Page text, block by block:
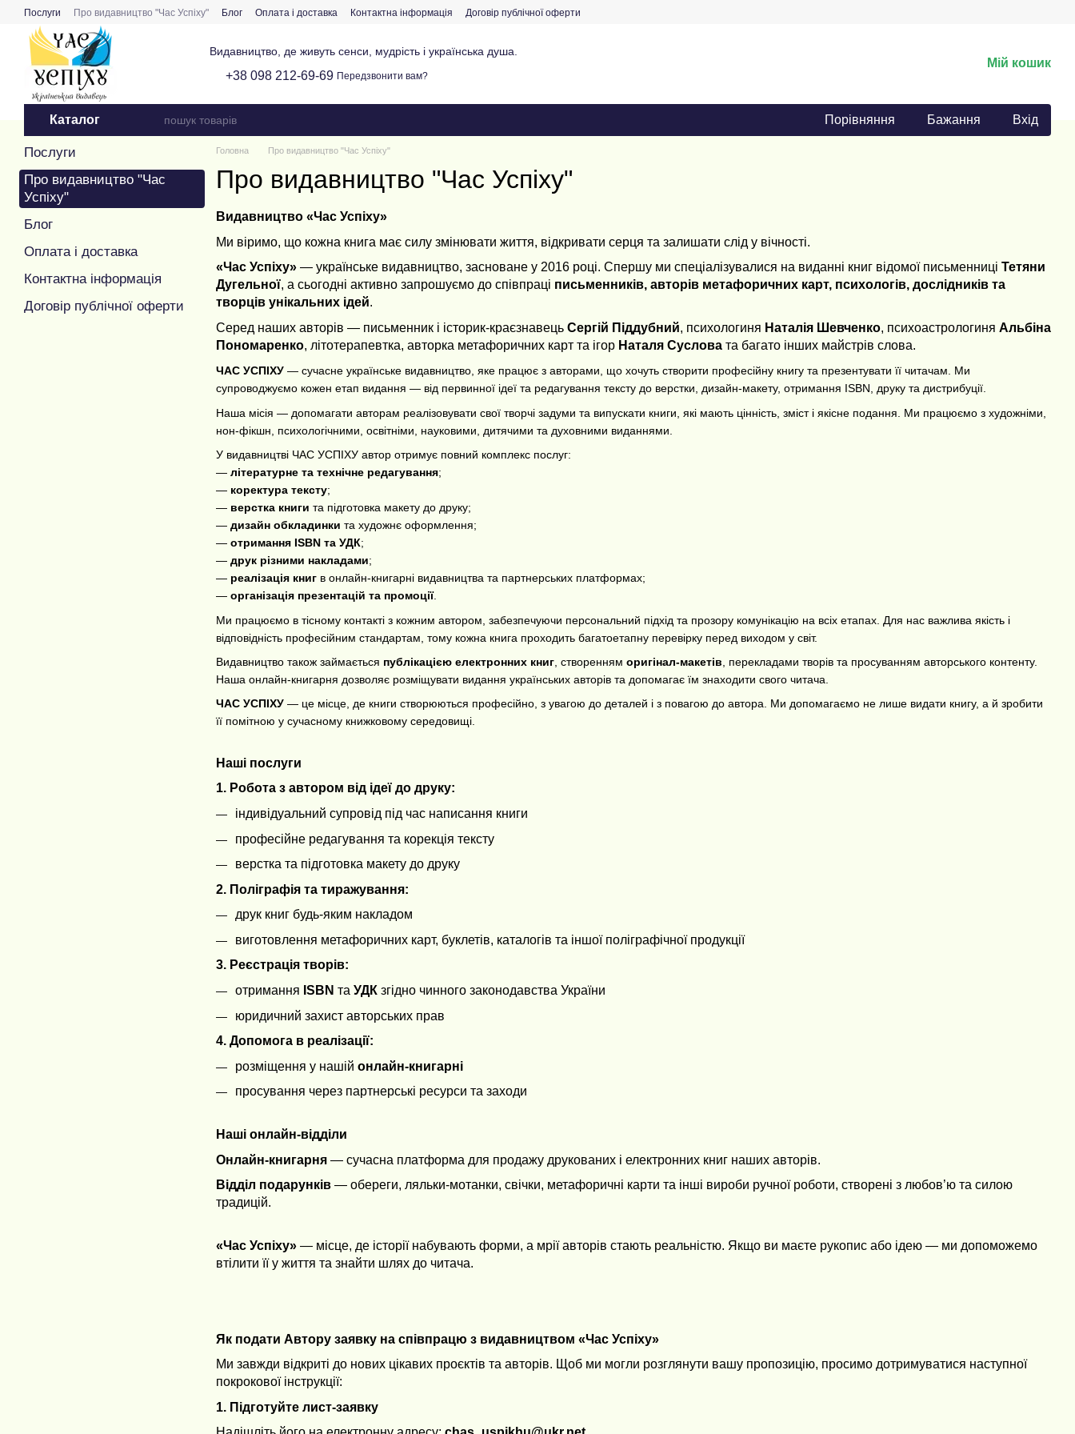
Перейти до основного контенту
Послуги Про видавництво "Час Успіху" Блог Оплата і доставка Контактна інформація Договір публічної оферти
Видавництво, де живуть сенси, мудрість і українська душа.
+38 098 212-69-69 Передзвонити вам?
Мій кошик
Каталог Порівняння Бажання Вхід
Головна Про видавництво "Час Успіху"
Про видавництво "Час Успіху"
Видавництво «Час Успіху»
Ми віримо, що кожна книга має силу змінювати життя, відкривати серця та залишати слід у вічності.
«Час Успіху» — українське видавництво, засноване у 2016 році. Спершу ми спеціалізувалися на виданні книг відомої письменниці Тетяни
Дугельної, а сьогодні активно запрошуємо до співпраці письменників, авторів метафоричних карт, психологів, дослідників та
творців унікальних ідей.
Серед наших авторів — письменник і історик-краєзнавець Сергій Піддубний, психологиня Наталія Шевченко, психоастрологиня Альбіна
Пономаренко, літотерапевтка, авторка метафоричних карт та ігор Наталя Суслова та багато інших майстрів слова.
ЧАС УСПІХУ — сучасне українське видавництво, яке працює з авторами, що хочуть створити професійну книгу та презентувати її читачам. Ми
супроводжуємо кожен етап видання — від первинної ідеї та редагування тексту до верстки, дизайн-макету, отримання ISBN, друку та дистрибуції.
Наша місія — допомагати авторам реалізовувати свої творчі задуми та випускати книги, які мають цінність, зміст і якісне подання. Ми працюємо з художніми,
нон-фікшн, психологічними, освітніми, науковими, дитячими та духовними виданнями.
У видавництві ЧАС УСПІХУ автор отримує повний комплекс послуг:
— літературне та технічне редагування;
— коректура тексту;
— верстка книги та підготовка макету до друку;
— дизайн обкладинки та художнє оформлення;
— отримання ISBN та УДК;
— друк різними накладами;
— реалізація книг в онлайн-книгарні видавництва та партнерських платформах;
— організація презентацій та промоції.
Ми працюємо в тісному контакті з кожним автором, забезпечуючи персональний підхід та прозору комунікацію на всіх етапах. Для нас важлива якість і
відповідність професійним стандартам, тому кожна книга проходить багатоетапну перевірку перед виходом у світ.
Видавництво також займається публікацією електронних книг , створенням оригінал-макетів , перекладами творів та просуванням авторського контенту.
Наша онлайн-книгарня дозволяє розміщувати видання українських авторів та допомагає їм знаходити свого читача.
ЧАС УСПІХУ — це місце, де книги створюються професійно, з увагою до деталей і з повагою до автора. Ми допомагаємо не лише видати книгу, а й зробити
її помітною у сучасному книжковому середовищі.
Наші послуги
1. Робота з автором від ідеї до друку:
індивідуальний супровід під час написання книги
професійне редагування та корекція тексту
верстка та підготовка макету до друку
2. Поліграфія та тиражування:
друк книг будь-яким накладом
виготовлення метафоричних карт, буклетів, каталогів та іншої поліграфічної продукції
3. Реєстрація творів:
отримання ISBN та УДК згідно чинного законодавства України
юридичний захист авторських прав
4. Допомога в реалізації:
розміщення у нашій онлайн-книгарні
просування через партнерські ресурси та заходи
Наші онлайн-відділи
Онлайн-книгарня — сучасна платформа для продажу друкованих і електронних книг наших авторів.
Відділ подарунків — обереги, ляльки-мотанки, свічки, метафоричні карти та інші вироби ручної роботи, створені з любов’ю та силою
традицій.
«Час Успіху» — місце, де історії набувають форми, а мрії авторів стають реальністю. Якщо ви маєте рукопис або ідею — ми допоможемо
втілити її у життя та знайти шлях до читача.
Як подати Автору заявку на співпрацю з видавництвом «Час Успіху»
Ми завжди відкриті до нових цікавих проєктів та авторів. Щоб ми могли розглянути вашу пропозицію, просимо дотримуватися наступної
покрокової інструкції:
1. Підготуйте лист-заявку
Послуги
Про видавництво "Час
Успіху"
Блог
Оплата і доставка
Контактна інформація
Договір публічної оферти